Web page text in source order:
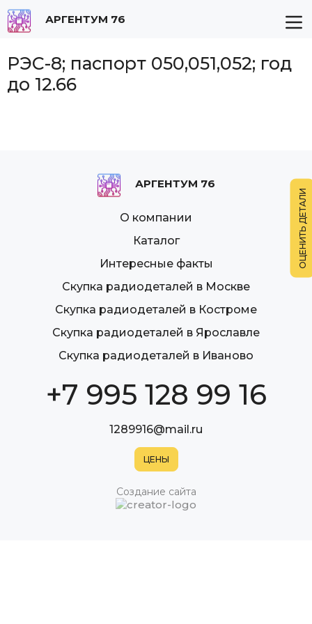
АРГЕНТУМ 76
РЭС-8; паспорт 050,051,052; год
до 12.66
АРГЕНТУМ 76
О компании
Каталог
Интересные факты
Скупка радиодеталей в Москве
Скупка радиодеталей в Костроме
Скупка радиодеталей в Ярославле
Скупка радиодеталей в Иваново
+7 995 128 99 16
1289916@mail.ru
Создание сайта